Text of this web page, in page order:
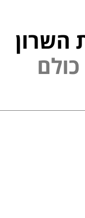
השרון